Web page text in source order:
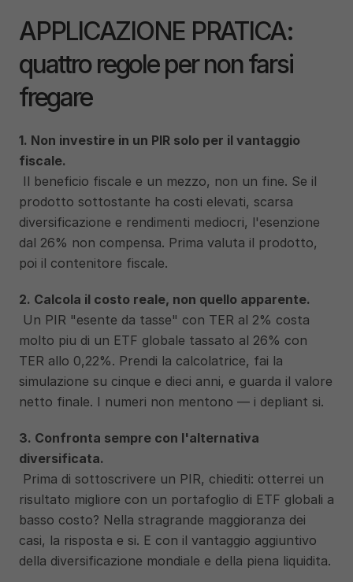
APPLICAZIONE PRATICA:
quattro regole per non farsi
fregare
1. Non investire in un PIR solo per il vantaggio
fiscale.
prodotto sottostante ha costi elevati, scarsa
diversificazione e rendimenti mediocri, l'esenzione
dal 26% non compensa. Prima valuta il prodotto,
poi il contenitore fiscale.
2. Calcola il costo reale, non quello apparente.
molto piu di un ETF globale tassato al 26% con
TER allo 0,22%. Prendi la calcolatrice, fai la
simulazione su cinque e dieci anni, e guarda il valore
netto finale. I numeri non mentono — i depliant si.
3. Confronta sempre con l'alternativa
diversificata.
risultato migliore con un portafoglio di ETF globali a
basso costo? Nella stragrande maggioranza dei
casi, la risposta e si. E con il vantaggio aggiuntivo
della diversificazione mondiale e della piena liquidita.